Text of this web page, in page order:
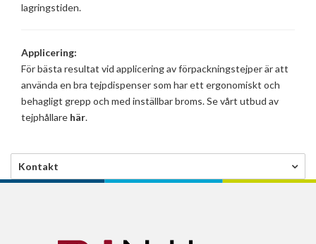
lagringstiden.
Applicering:
För bästa resultat vid applicering av förpackningstejper är att
använda en bra tejpdispenser som har ett ergonomiskt och
behagligt grepp och med inställbar broms. Se vårt utbud av
tejphållare här.
Kontakt